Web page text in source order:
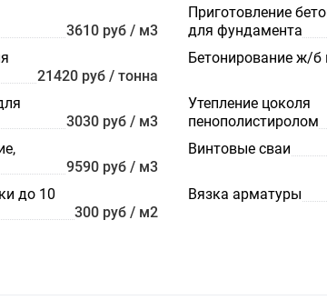
3610 руб / м3
Приготовление
для фундамента
21420 руб / тонна
Бетонирование ж/б
3030 руб / м3
Утепление цоколя
пенополистиролом
9590 руб / м3
Винтовые сваи
до 10
300 руб / м2
Вязка арматуры